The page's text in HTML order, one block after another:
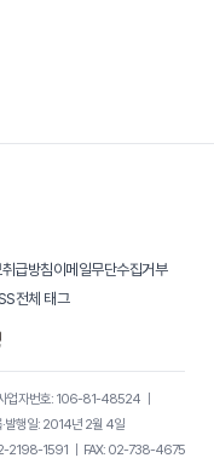
급방침이메일무단수집거부
전체 태그
업자번호: 106-81-48524｜
·발행일: 2014년 2월 4일
2198-1591 ｜ FAX: 02-738-4675